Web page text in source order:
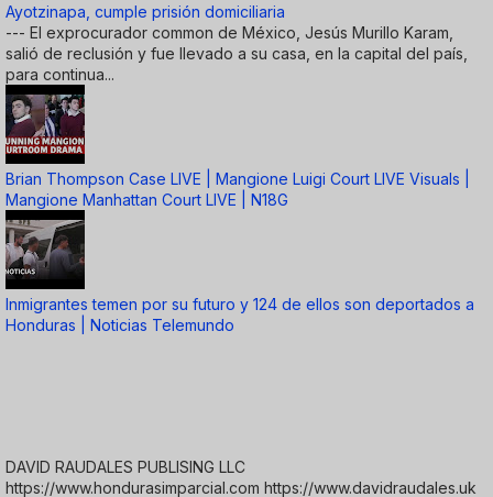
Ayotzinapa, cumple prisión domiciliaria
--- El exprocurador common de México, Jesús Murillo Karam,
salió de reclusión y fue llevado a su casa, en la capital del país,
para continua...
Brian Thompson Case LIVE | Mangione Luigi Court LIVE Visuals |
Mangione Manhattan Court LIVE | N18G
Inmigrantes temen por su futuro y 124 de ellos son deportados a
Honduras | Noticias Telemundo
DAVID RAUDALES PUBLISING LLC
https://www.hondurasimparcial.com https://www.davidraudales.uk